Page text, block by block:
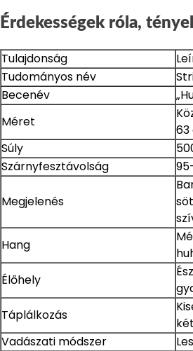
Érdekességek róla,
Tulajdonság
Tudományos név
Becenév
Méret
63
Súly
Szárnyfesztávolság
Megjelenés
Hang
Élőhely
Táplálkozás
Vadászati módszer